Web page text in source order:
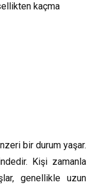
kaçma
bir durum yaşar.
Kişi zamanla
genellikle uzun